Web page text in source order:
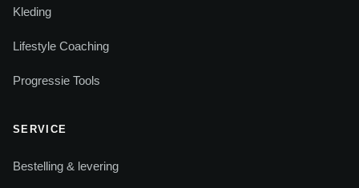
Kleding
Lifestyle Coaching
Progressie Tools
SERVICE
Bestelling & levering